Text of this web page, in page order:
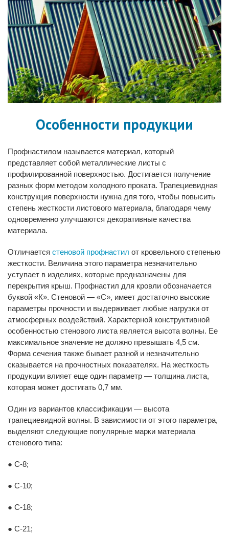
Особенности продукции
Профнастилом называется материал, который
представляет собой металлические листы с
профилированной поверхностью. Достигается получение
разных форм методом холодного проката. Трапециевидная
конструкция поверхности нужна для того, чтобы повысить
степень жесткости листового материала, благодаря чему
одновременно улучшаются декоративные качества
материала.
Отличается стеновой профнастил от кровельного степенью
жесткости. Величина этого параметра незначительно
уступает в изделиях, которые предназначены для
перекрытия крыш. Профнастил для кровли обозначается
буквой «К». Стеновой — «С», имеет достаточно высокие
параметры прочности и выдерживает любые нагрузки от
атмосферных воздействий. Характерной конструктивной
особенностью стенового листа является высота волны. Ее
максимальное значение не должно превышать 4,5 см.
Форма сечения также бывает разной и незначительно
сказывается на прочностных показателях. На жесткость
продукции влияет еще один параметр — толщина листа,
которая может достигать 0,7 мм.
Один из вариантов классификации — высота
трапециевидной волны. В зависимости от этого параметра,
выделяют следующие популярные марки материала
стенового типа:
● С-8;
● С-10;
● С-18;
● С-21;